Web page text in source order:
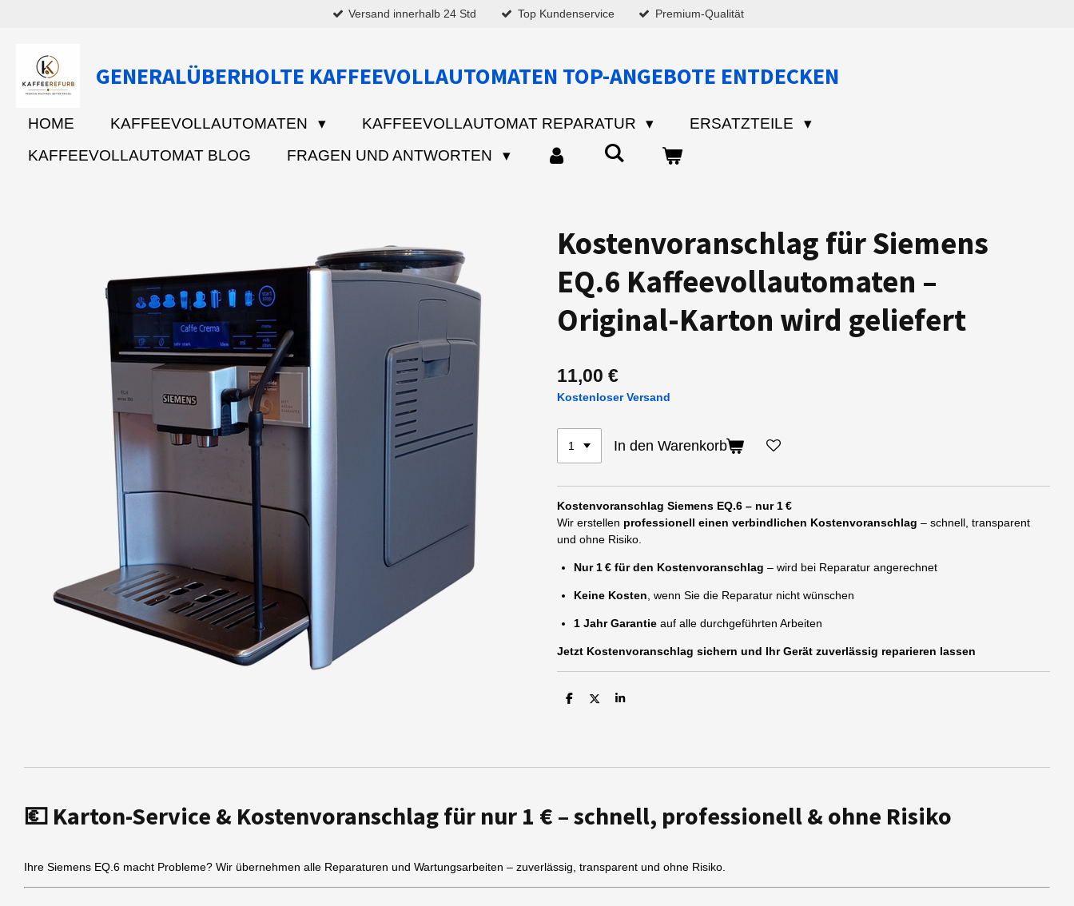
Versand innerhalb 24 Std Top Kundenservice Premium-Qualität
GENERALÜBERHOLTE KAFFEEVOLLAUTOMATEN TOP-ANGEBOTE ENTDECKEN
HOME KAFFEEVOLLAUTOMATEN KAFFEEVOLLAUTOMAT REPARATUR
ERSATZTEILE
KAFFEEVOLLAUTOMAT BLOG
FRAGEN UND ANTWORTEN
Kostenvoranschlag für Siemens
EQ.6 Kaffeevollautomaten –
Original-Karton wird geliefert
11,00 €
Kostenloser Versand
In den Warenkorb
Kostenvoranschlag Siemens EQ.6 – nur 1 €
Wir erstellen professionell einen verbindlichen Kostenvoranschlag – schnell, transparent
und ohne Risiko.
Nur 1 € für den Kostenvoranschlag – wird bei Reparatur angerechnet
Keine Kosten , wenn Sie die Reparatur nicht wünschen
1 Jahr Garantie auf alle durchgeführten Arbeiten
Jetzt Kostenvoranschlag sichern und Ihr Gerät zuverlässig reparieren lassen
T
T
T
💶 Karton-Service & Kostenvoranschlag für nur 1 € – schnell, professionell & ohne Risiko
Ihre Siemens EQ.6 macht Probleme? Wir übernehmen alle Reparaturen und Wartungsarbeiten – zuverlässig, transparent und ohne Risiko.